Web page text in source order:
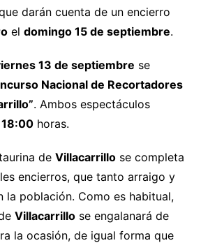
darán cuenta de un encierro
el domingo 15 de septiembre.
13 de septiembre se
Nacional de Recortadores
. Ambos espectáculos
18:00horas.
de Villacarrillose completa
encierros, que tanto arraigo y
la población. Como es habitual,
Villacarrillose engalanará de
la ocasión, de igual forma que